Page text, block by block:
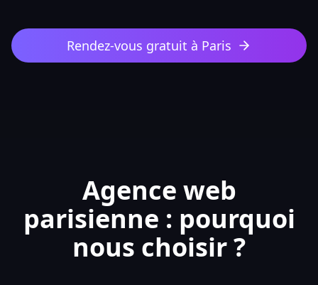
Rendez-vous gratuit à Paris
Agence web
parisienne : pourquoi
nous choisir ?